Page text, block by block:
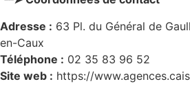
Adresse : 63 Pl. du Général de
en-Caux
Téléphone : 02 35 83 96 52
Site web : https://